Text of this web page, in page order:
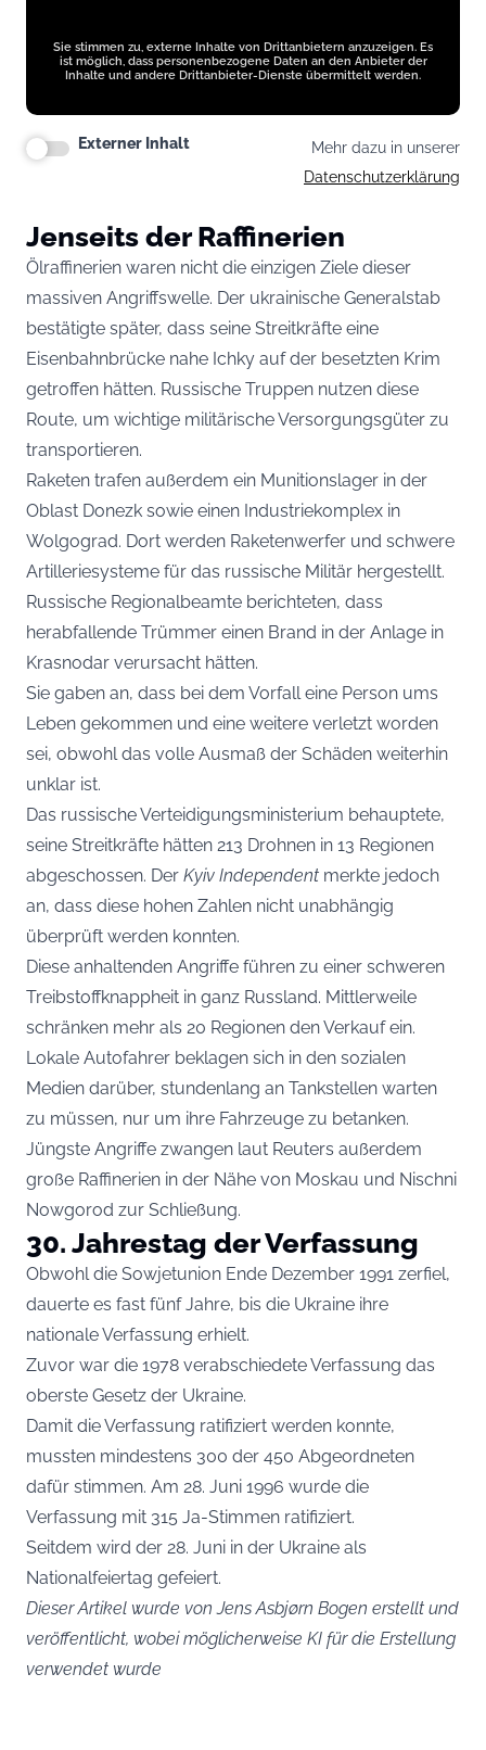
Sie stimmen zu, externe Inhalte von Drittanbietern anzuzeigen. Es
ist möglich, dass personenbezogene Daten an den Anbieter der
Inhalte und andere Drittanbieter-Dienste übermittelt werden.
Externer Inhalt
Mehr dazu in unserer
Datenschutzerklärung
Jenseits der Raffinerien
Ölraffinerien waren nicht die einzigen Ziele dieser
massiven Angriffswelle. Der ukrainische Generalstab
bestätigte später, dass seine Streitkräfte eine
Eisenbahnbrücke nahe Ichky auf der besetzten Krim
getroffen hätten. Russische Truppen nutzen diese
Route, um wichtige militärische Versorgungsgüter zu
transportieren.
Raketen trafen außerdem ein Munitionslager in der
Oblast Donezk sowie einen Industriekomplex in
Wolgograd. Dort werden Raketenwerfer und schwere
Artilleriesysteme für das russische Militär hergestellt.
Russische Regionalbeamte berichteten, dass
herabfallende Trümmer einen Brand in der Anlage in
Krasnodar verursacht hätten.
Sie gaben an, dass bei dem Vorfall eine Person ums
Leben gekommen und eine weitere verletzt worden
sei, obwohl das volle Ausmaß der Schäden weiterhin
unklar ist.
Das russische Verteidigungsministerium behauptete,
seine Streitkräfte hätten 213 Drohnen in 13 Regionen
abgeschossen. Der Kyiv Independent merkte jedoch
an, dass diese hohen Zahlen nicht unabhängig
überprüft werden konnten.
Diese anhaltenden Angriffe führen zu einer schweren
Treibstoffknappheit in ganz Russland. Mittlerweile
schränken mehr als 20 Regionen den Verkauf ein.
Lokale Autofahrer beklagen sich in den sozialen
Medien darüber, stundenlang an Tankstellen warten
zu müssen, nur um ihre Fahrzeuge zu betanken.
Jüngste Angriffe zwangen laut Reuters außerdem
große Raffinerien in der Nähe von Moskau und Nischni
Nowgorod zur Schließung.
30. Jahrestag der Verfassung
Obwohl die Sowjetunion Ende Dezember 1991 zerfiel,
dauerte es fast fünf Jahre, bis die Ukraine ihre
nationale Verfassung erhielt.
Zuvor war die 1978 verabschiedete Verfassung das
oberste Gesetz der Ukraine.
Damit die Verfassung ratifiziert werden konnte,
mussten mindestens 300 der 450 Abgeordneten
dafür stimmen. Am 28. Juni 1996 wurde die
Verfassung mit 315 Ja-Stimmen ratifiziert.
Seitdem wird der 28. Juni in der Ukraine als
Nationalfeiertag gefeiert.
Dieser Artikel wurde von Jens Asbjørn Bogen erstellt und
veröffentlicht, wobei möglicherweise KI für die Erstellung
verwendet wurde